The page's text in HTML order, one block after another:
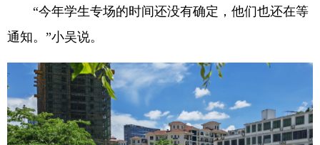
“今年学生专场的时间还没有确定，他们也还在等
通知。”小吴说。